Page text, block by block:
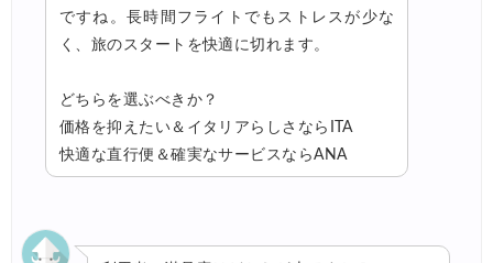
ですね。長時間フライトでもストレスが少な
く、旅のスタートを快適に切れます。
どちらを選ぶべきか？
価格を抑えたい＆イタリアらしさならITA
快適な直行便＆確実なサービスならANA